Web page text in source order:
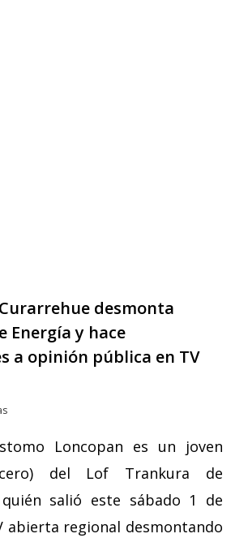
desmonta
Energía y hace
a opinión pública en TV
Loncopan es un joven
del Lof Trankura de
quién salió este sábado 1 de
abierta regional desmontando